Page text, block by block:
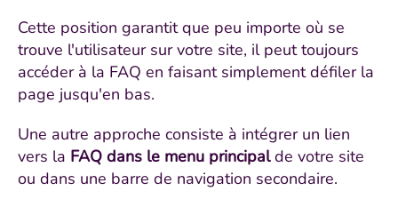
Cette position garantit que peu importe où se
trouve l'utilisateur sur votre site, il peut toujours
accéder à la FAQ en faisant simplement défiler la
page jusqu'en bas.
Une autre approche consiste à intégrer un lien
vers la FAQ dans le menu principalde votre site
ou dans une barre de navigation secondaire.